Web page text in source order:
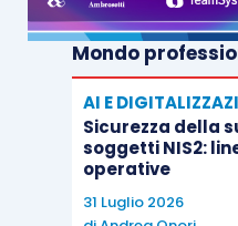
Mondo
AI E
Sicurezza della
soggetti NIS2:
operative
31 Luglio 2026